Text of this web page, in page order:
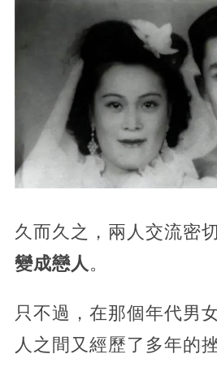
久而久之，兩人交流密切
變成戀人 。
只不過，在那個年代男
人之間又經歷了多年的